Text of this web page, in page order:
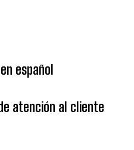
español
atención al cliente